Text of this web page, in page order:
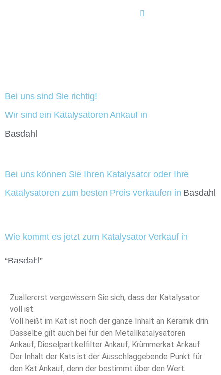
Bei uns sind Sie richtig!
Wir sind ein Katalysatoren Ankauf in
Basdahl
Bei uns können Sie Ihren Katalysator oder Ihre
Katalysatoren zum besten Preis verkaufen in Basdahl
Wie kommt es jetzt zum Katalysator Verkauf in
“Basdahl”
Zuallererst vergewissern Sie sich, dass der Katalysator
voll ist.
Voll heißt im Kat ist noch der ganze Inhalt an Keramik drin.
Dasselbe gilt auch bei für den Metallkatalysatoren
Ankauf, Dieselpartikelfilter Ankauf, Krümmerkat Ankauf.
Der Inhalt der Kats ist der Ausschlaggebende Punkt für
den Kat Ankauf, denn der bestimmt über den Wert.